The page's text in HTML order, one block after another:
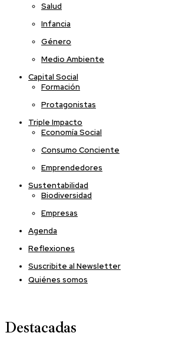
Salud
Infancia
Género
Medio Ambiente
Capital Social
Formación
Protagonistas
Triple Impacto
Economía Social
Consumo Conciente
Emprendedores
Sustentabilidad
Biodiversidad
Empresas
Agenda
Reflexiones
Suscribite al Newsletter
Quiénes somos
Destacadas